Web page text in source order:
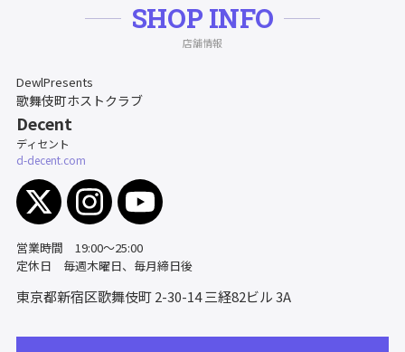
SHOP INFO
店舗情報
DewlPresents
歌舞伎町ホストクラブ
Decent
ディセント
d-decent.com
営業時間 19:00～25:00
定休日 毎週木曜日、毎月締日後
東京都新宿区歌舞伎町 2-30-14三経82ビル 3A